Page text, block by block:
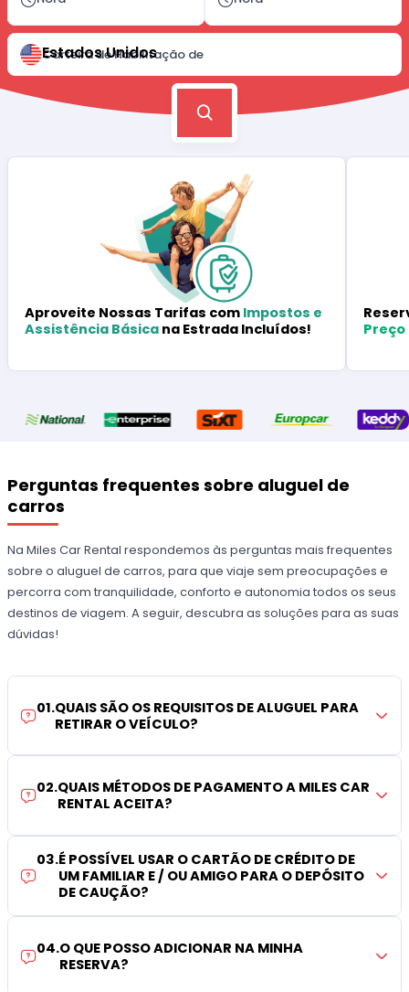
Carteira de Habilitação de
Estados Unidos
Aproveite Nossas Tarifas com Impostos e
Assistência Básica na Estrada Incluídos!
Preço
Perguntas frequentes sobre aluguel de
carros
Na Miles Car Rental respondemos às perguntas mais frequentes
sobre o aluguel de carros, para que viaje sem preocupações e
percorra com tranquilidade, conforto e autonomia todos os seus
destinos de viagem. A seguir, descubra as soluções para as suas
dúvidas!
01.QUAIS SÃO OS REQUISITOS DE ALUGUEL PARA
RETIRAR O VEÍCULO?
02.QUAIS MÉTODOS DE PAGAMENTO A MILES CAR
RENTAL ACEITA?
03.É POSSÍVEL USAR O CARTÃO DE CRÉDITO DE
UM FAMILIAR E / OU AMIGO PARA O DEPÓSITO
DE CAUÇÃO?
04.O QUE POSSO ADICIONAR NA MINHA
RESERVA?